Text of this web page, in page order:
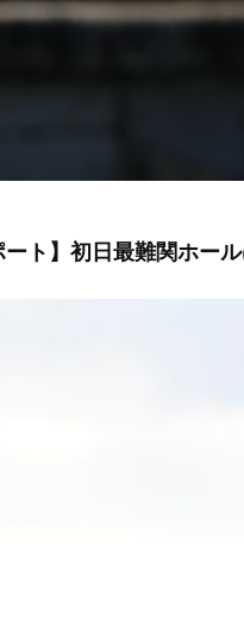
ート】初日最難関ホー